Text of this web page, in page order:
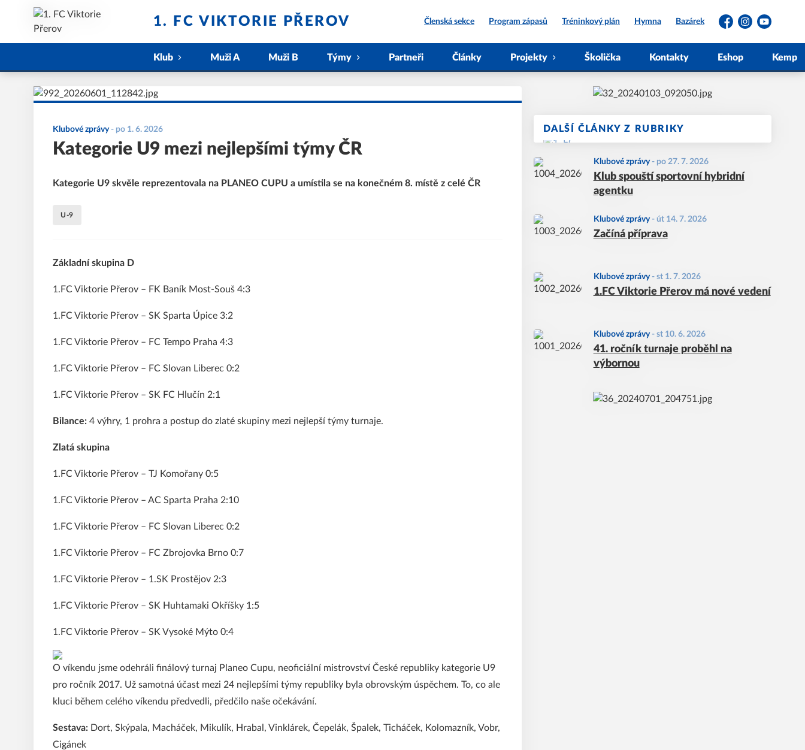
1. FC VIKTORIE PŘEROV Členská sekce Program zápasů Tréninkový plán Hymna Bazárek
FacebookInstagramYouTube
Klub Muži A Muži B Týmy Partneři Články Projekty Školička Kontakty Eshop Kemp
DALŠÍ ČLÁNKY Z RUBRIKY
Klubové zprávy- po 27. 7. 2026
Klub spouští sportovní hybridní
agentku
Klubové zprávy- út 14. 7. 2026
Začíná příprava
Klubové zprávy- st 1. 7. 2026
1.FC Viktorie Přerov má nové vedení
Klubové zprávy- st 10. 6. 2026
41. ročník turnaje proběhl na
výbornou
Klubové zprávy- po 1. 6. 2026
Kategorie U9 mezi nejlepšími týmy ČR
Kategorie U9 skvěle reprezentovala na PLANEO CUPU a umístila se na konečném 8. místě z celé ČR
U-9
Základní skupina D
1.FC Viktorie Přerov – FK Baník Most-Souš 4:3
1.FC Viktorie Přerov – SK Sparta Úpice 3:2
1.FC Viktorie Přerov – FC Tempo Praha 4:3
1.FC Viktorie Přerov – FC Slovan Liberec 0:2
1.FC Viktorie Přerov – SK FC Hlučín 2:1
Bilance: 4 výhry, 1 prohra a postup do zlaté skupiny mezi nejlepší týmy turnaje.
Zlatá skupina
1.FC Viktorie Přerov – TJ Komořany 0:5
1.FC Viktorie Přerov – AC Sparta Praha 2:10
1.FC Viktorie Přerov – FC Slovan Liberec 0:2
1.FC Viktorie Přerov – FC Zbrojovka Brno 0:7
1.FC Viktorie Přerov – 1.SK Prostějov 2:3
1.FC Viktorie Přerov – SK Huhtamaki Okříšky 1:5
1.FC Viktorie Přerov – SK Vysoké Mýto 0:4
O víkendu jsme odehráli finálový turnaj Planeo Cupu, neoficiální mistrovství České republiky kategorie U9
pro ročník 2017. Už samotná účast mezi 24 nejlepšími týmy republiky byla obrovským úspěchem. To, co ale
kluci během celého víkendu předvedli, předčilo naše očekávání.
Sestava: Dort, Skýpala, Macháček, Mikulík, Hrabal, Vinklárek, Čepelák, Špalek, Ticháček, Kolomazník, Vobr,
Cigánek